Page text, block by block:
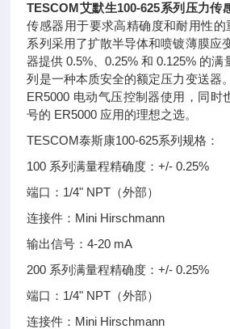
TESCOM艾默生100-625系列压力传
传感器用于要求高精确度和耐用性的
系列采用了扩散半导体和喷镀薄膜应
器提供 0.5%、0.25% 和 0.125% 的满
列是一种本质安全的额定压力变送器
ER5000 电动气压控制器使用，同时
号的 ER5000 应用的理想之选。
TESCOM泰斯康100-625系列规格：
100 系列满量程精确度：+/- 0.25%
端口：1/4" NPT（外部）
连接件：Mini Hirschmann
输出信号：4-20 mA
200 系列满量程精确度：+/- 0.25%
端口：1/4" NPT（外部）
连接件：Mini Hirschmann